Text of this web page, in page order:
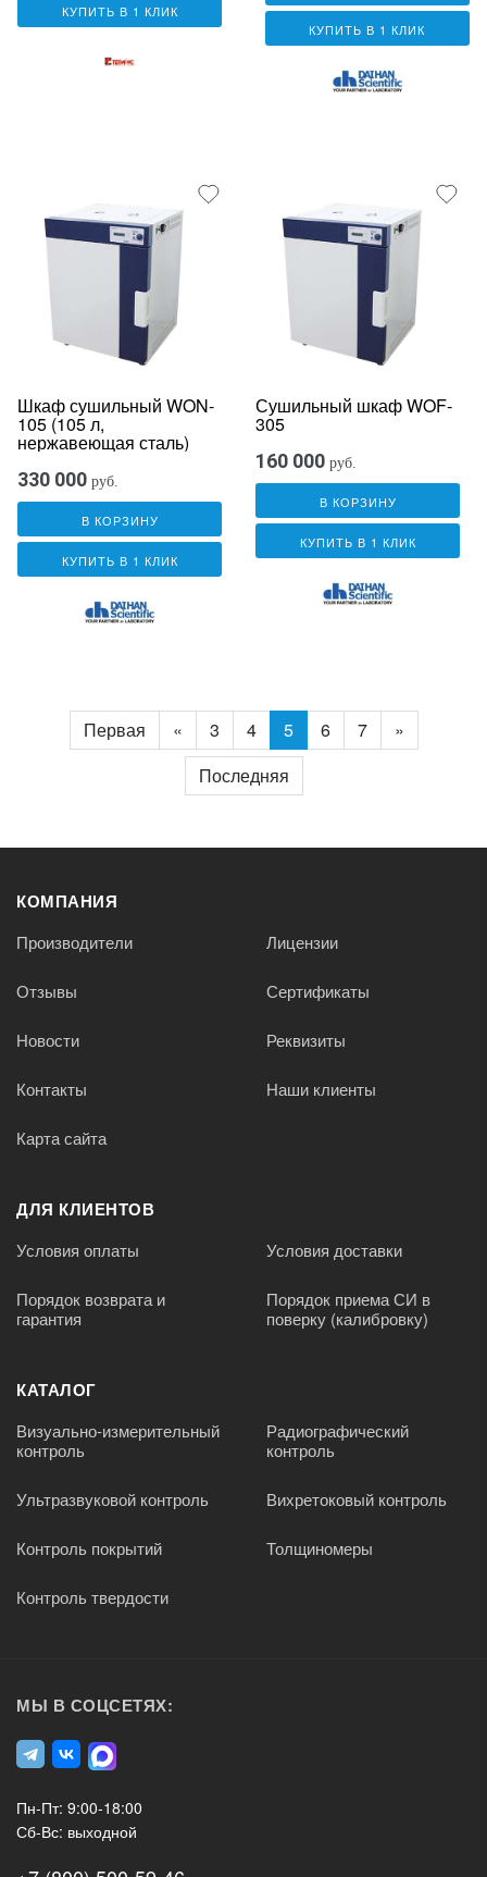
КУПИТЬ В 1 КЛИК
КУПИТЬ В 1 КЛИК
Шкаф сушильный WON-
105 (105 л,
нержавеющая сталь)
330 000 руб.
В КОРЗИНУ
КУПИТЬ В 1 КЛИК
Сушильный шкаф WOF-
305
160 000 руб.
В КОРЗИНУ
КУПИТЬ В 1 КЛИК
Первая « 3 4 5 6 7
»
Последняя
КОМПАНИЯ
Производители Лицензии
Отзывы Сертификаты
Новости Реквизиты
Контакты Наши клиенты
Карта сайта
ДЛЯ КЛИЕНТОВ
Условия оплаты Условия доставки
Порядок возврата и
гарантия
Порядок приема СИ в
поверку (калибровку)
КАТАЛОГ
Визуально-измерительный
контроль
Радиографический
контроль
Ультразвуковой контроль Вихретоковый контроль
Контроль покрытий Толщиномеры
Контроль твердости
МЫ В СОЦСЕТЯХ:
Пн-Пт: 9:00-18:00
Сб-Вс: выходной